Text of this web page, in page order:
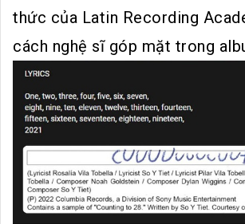
thức của Latin Recording
cách nghệ sĩ góp mặt trong